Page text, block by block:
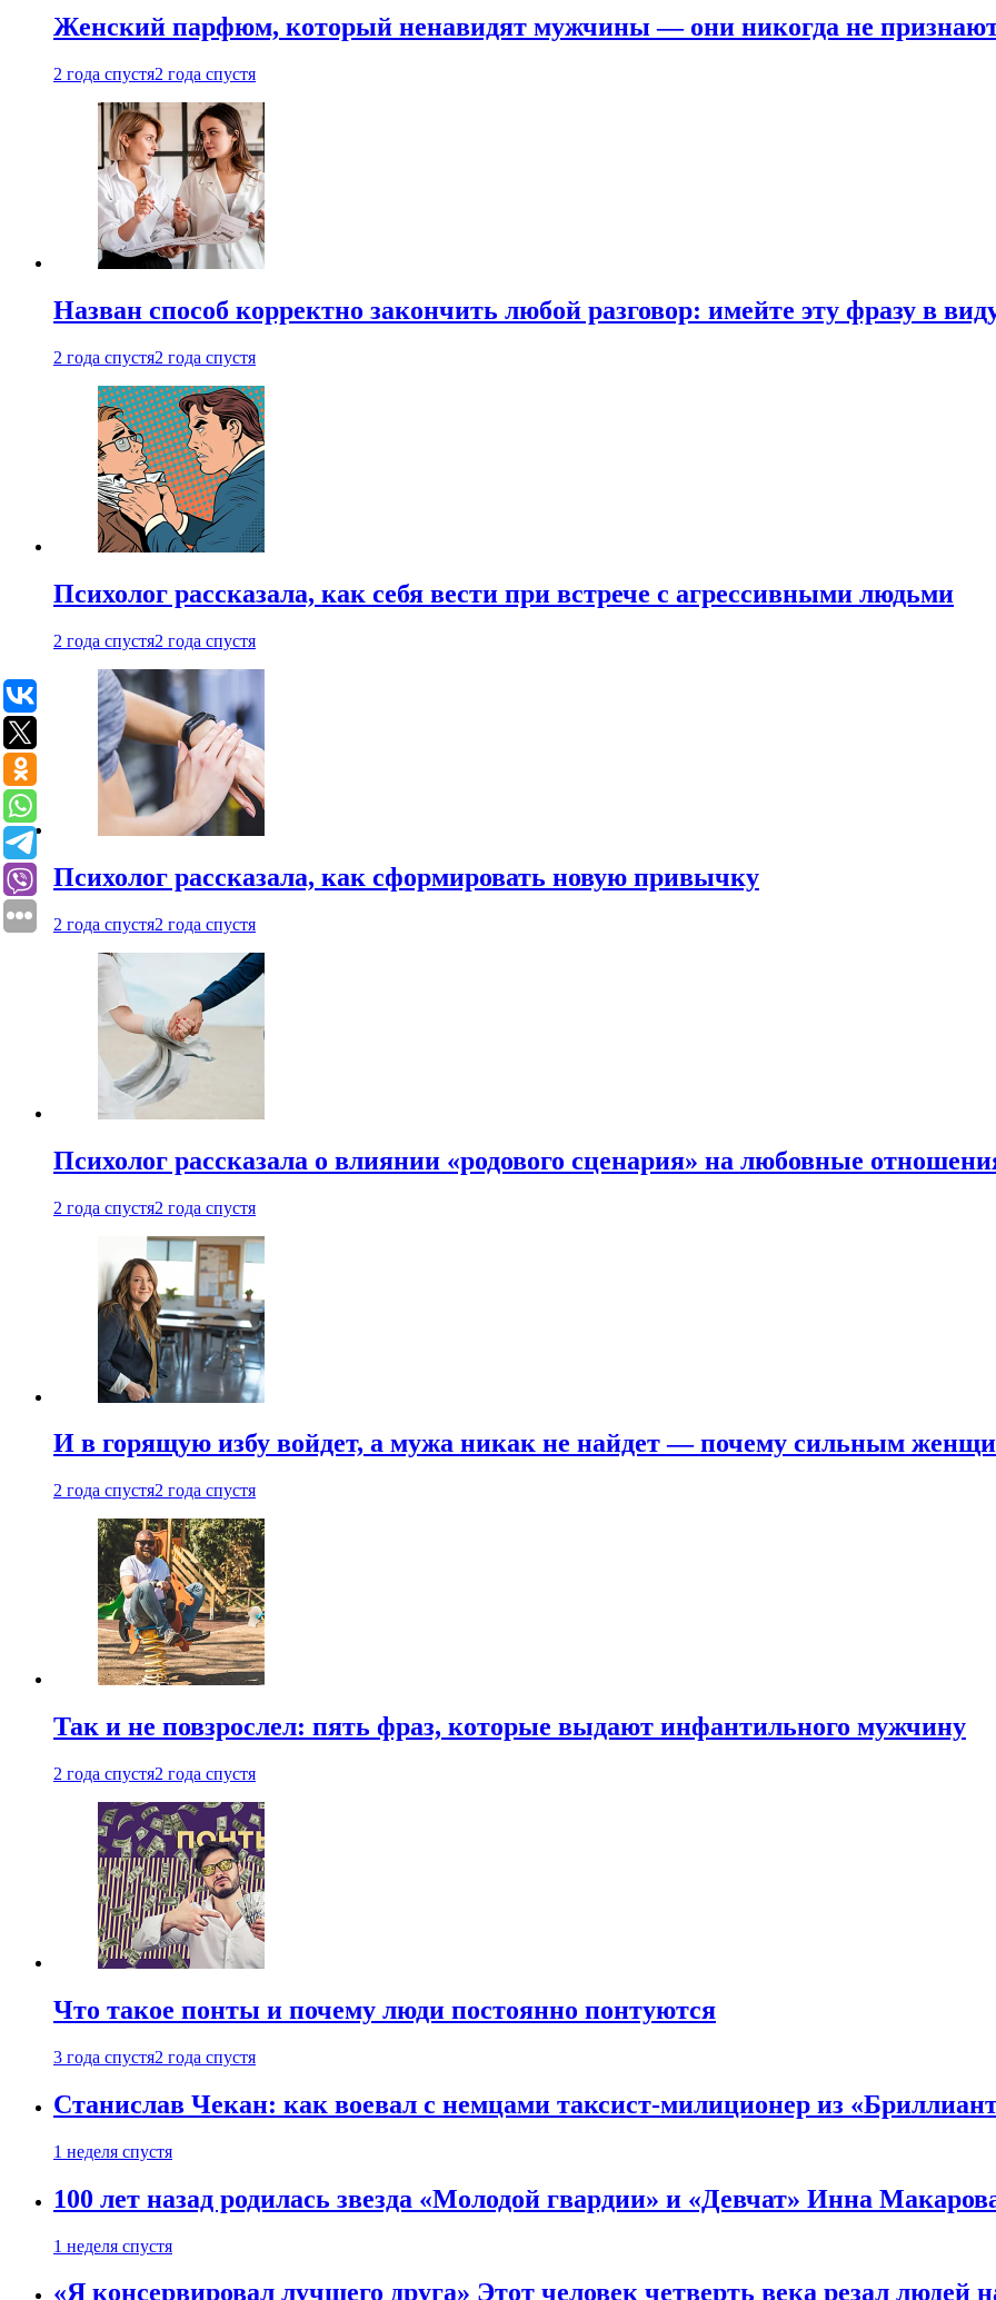
Женский парфюм, который ненавидят мужчины — они никогда не
2 года спустя2 года спустя
Назван способ корректно закончить любой разговор: имейте эту фразу в
2 года спустя2 года спустя
Психолог рассказала, как себя вести при встрече с агрессивными людьми
2 года спустя2 года спустя
Психолог рассказала, как сформировать новую привычку
2 года спустя2 года спустя
Психолог рассказала о влиянии «родового сценария» на любовные
2 года спустя2 года спустя
И в горящую избу войдет, а мужа никак не найдет — почему сильным
2 года спустя2 года спустя
Так и не повзрослел: пять фраз, которые выдают инфантильного мужчину
2 года спустя2 года спустя
Что такое понты и почему люди постоянно понтуются
3 года спустя2 года спустя
Станислав Чекан: как воевал с немцами таксист-милиционер из
1 неделя спустя
100 лет назад родилась звезда «Молодой гвардии» и «Девчат» Инна
1 неделя спустя
«Я консервировал лучшего друга» Этот человек четверть века резал людей